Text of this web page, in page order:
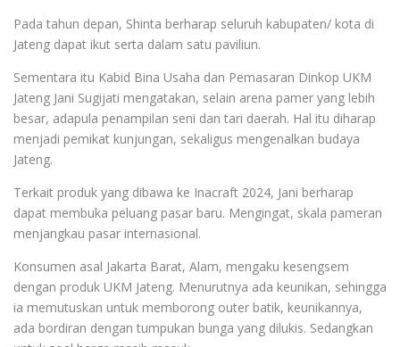
Pada tahun depan, Shinta berharap seluruh kabupaten/ kota di
Jateng dapat ikut serta dalam satu paviliun.
Sementara itu Kabid Bina Usaha dan Pemasaran Dinkop UKM
Jateng Jani Sugijati mengatakan, selain arena pamer yang lebih
besar, adapula penampilan seni dan tari daerah. Hal itu diharap
menjadi pemikat kunjungan, sekaligus mengenalkan budaya
Jateng.
Terkait produk yang dibawa ke Inacraft 2024, Jani berharap
dapat membuka peluang pasar baru. Mengingat, skala pameran
menjangkau pasar internasional.
Konsumen asal Jakarta Barat, Alam, mengaku kesengsem
dengan produk UKM Jateng. Menurutnya ada keunikan, sehingga
ia memutuskan untuk memborong outer batik, keunikannya,
ada bordiran dengan tumpukan bunga yang dilukis. Sedangkan